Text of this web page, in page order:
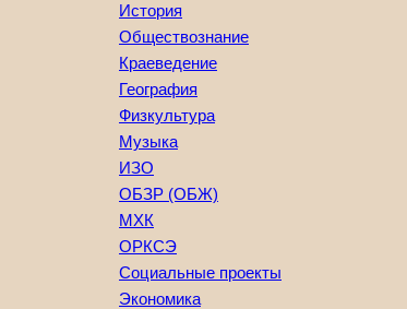
История
Обществознание
Краеведение
География
Физкультура
Музыка
ИЗО
ОБЗР (ОБЖ)
МХК
ОРКСЭ
Социальные проекты
Экономика